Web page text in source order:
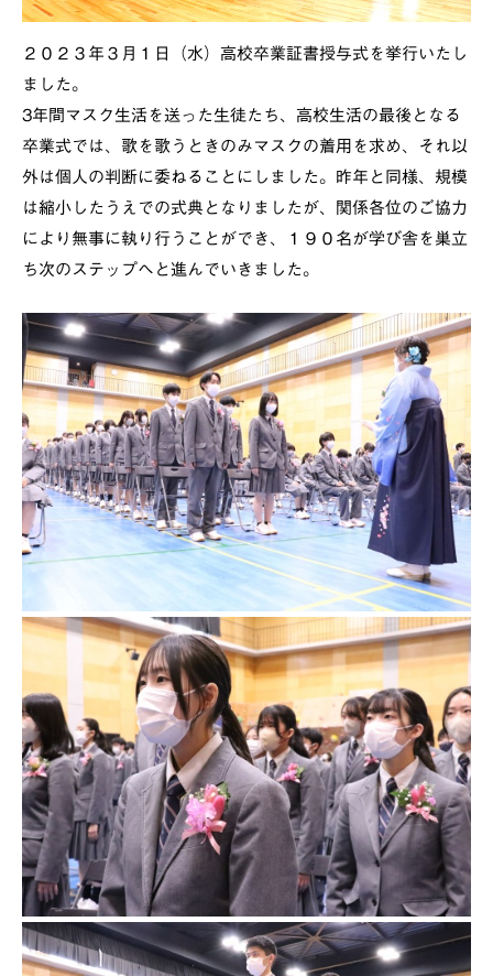
２０２３年３月１日（水）高校卒業証書授与式を挙行いたし
ました。
3年間マスク生活を送った生徒たち、高校生活の最後となる
卒業式では、歌を歌うときのみマスクの着用を求め、それ以
外は個人の判断に委ねることにしました。昨年と同様、規模
は縮小したうえでの式典となりましたが、関係各位のご協力
により無事に執り行うことができ、１９０名が学び舎を巣立
ち次のステップへと進んでいきました。